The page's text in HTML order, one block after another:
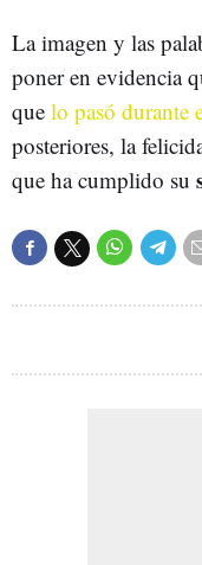
La imagen y las
poner en evidencia
que lo pasó durante
posteriores, la
que ha cumplido su